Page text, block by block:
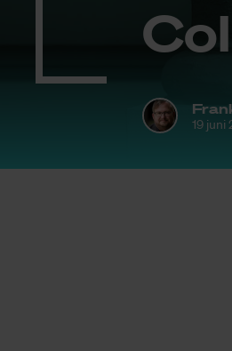
19 juni